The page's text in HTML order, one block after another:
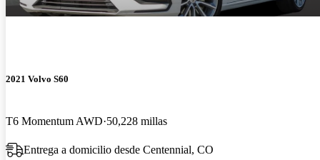
2021 Volvo S60
T6 Momentum AWD 50,228 millas
Entrega a domicilio desde Centennial, CO